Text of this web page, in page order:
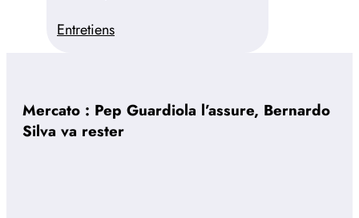
Entretiens
Mercato : Pep Guardiola l’assure, Bernardo
Silva va rester